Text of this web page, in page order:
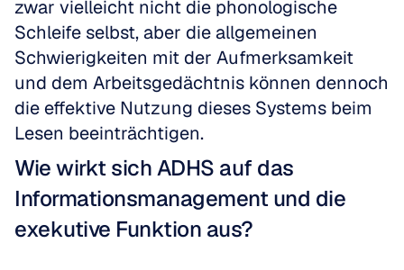
zwar vielleicht nicht die phonologische
Schleife selbst, aber die allgemeinen
Schwierigkeiten mit der Aufmerksamkeit
und dem Arbeitsgedächtnis können dennoch
die effektive Nutzung dieses Systems beim
Lesen beeinträchtigen.
Wie wirkt sich ADHS auf das
Informationsmanagement und die
exekutive Funktion aus?